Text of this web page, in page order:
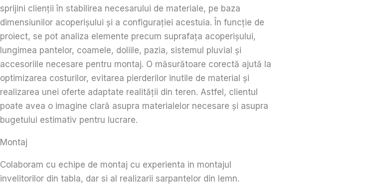
sprijini clienții în stabilirea necesarului de materiale, pe baza
dimensiunilor acoperișului și a configurației acestuia. În funcție de
proiect, se pot analiza elemente precum suprafața acoperișului,
lungimea pantelor, coamele, doliile, pazia, sistemul pluvial și
accesoriile necesare pentru montaj. O măsurătoare corectă ajută la
optimizarea costurilor, evitarea pierderilor inutile de material și
realizarea unei oferte adaptate realității din teren. Astfel, clientul
poate avea o imagine clară asupra materialelor necesare și asupra
bugetului estimativ pentru lucrare.
Montaj
Colaboram cu echipe de montaj cu experienta in montajul
invelitorilor din tabla, dar si al realizarii sarpantelor din lemn.